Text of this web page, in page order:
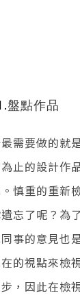
盤點作品
需要做的就
止的設計作
慎重的重新
忘了呢？為
事的意見也
的視點來檢
，因此在檢